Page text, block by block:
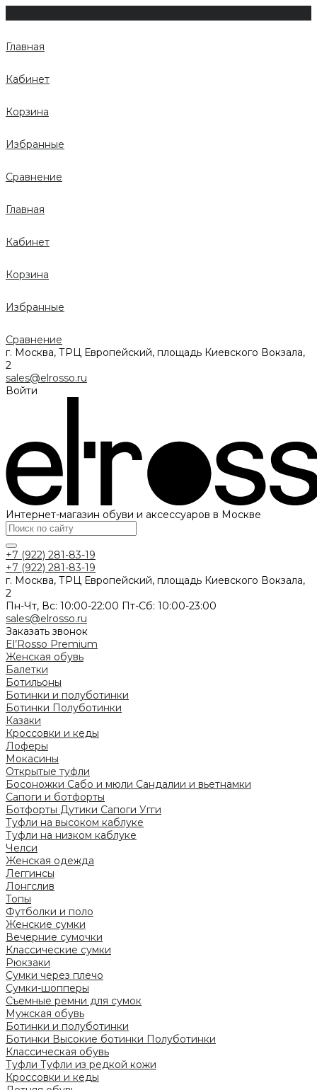
Главная
Кабинет
Корзина
Избранные
Сравнение
Главная
Кабинет
Корзина
Избранные
Сравнение
г. Москва, ТРЦ Европейский, площадь Киевского Вокзала,
2
sales@elrosso.ru
Войти
Интернет-магазин обуви и аксессуаров в Москве
+7 (922) 281-83-19
+7 (922) 281-83-19
г. Москва, ТРЦ Европейский, площадь Киевского Вокзала,
2
Пн-Чт, Вс: 10:00-22:00 Пт-Сб: 10:00-23:00
sales@elrosso.ru
Заказать звонок
El’Rosso Premium
Женская обувь
Балетки
Ботильоны
Ботинки и полуботинки
Ботинки Полуботинки
Казаки
Кроссовки и кеды
Лоферы
Мокасины
Открытые туфли
Босоножки Сабо и мюли Сандалии и вьетнамки
Сапоги и ботфорты
Ботфорты Дутики Сапоги Угги
Туфли на высоком каблуке
Туфли на низком каблуке
Челси
Женская одежда
Леггинсы
Лонгслив
Топы
Футболки и поло
Женские сумки
Вечерние сумочки
Классические сумки
Рюкзаки
Сумки через плечо
Сумки-шопперы
Съемные ремни для сумок
Мужская обувь
Ботинки и полуботинки
Ботинки Высокие ботинки Полуботинки
Классическая обувь
Туфли Туфли из редкой кожи
Кроссовки и кеды